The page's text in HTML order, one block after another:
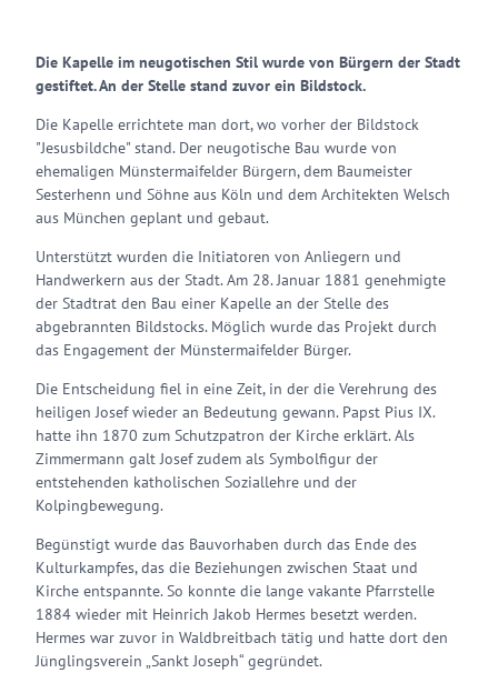
Die Kapelle im neugotischen Stil wurde von Bürgern der Stadt
gestiftet. An der Stelle stand zuvor ein Bildstock.
Die Kapelle errichtete man dort, wo vorher der Bildstock
"Jesusbildche" stand. Der neugotische Bau wurde von
ehemaligen Münstermaifelder Bürgern, dem Baumeister
Sesterhenn und Söhne aus Köln und dem Architekten Welsch
aus München geplant und gebaut.
Unterstützt wurden die Initiatoren von Anliegern und
Handwerkern aus der Stadt. Am 28. Januar 1881 genehmigte
der Stadtrat den Bau einer Kapelle an der Stelle des
abgebrannten Bildstocks. Möglich wurde das Projekt durch
das Engagement der Münstermaifelder Bürger.
Die Entscheidung fiel in eine Zeit, in der die Verehrung des
heiligen Josef wieder an Bedeutung gewann. Papst Pius IX.
hatte ihn 1870 zum Schutzpatron der Kirche erklärt. Als
Zimmermann galt Josef zudem als Symbolfigur der
entstehenden katholischen Soziallehre und der
Kolpingbewegung.
Begünstigt wurde das Bauvorhaben durch das Ende des
Kulturkampfes, das die Beziehungen zwischen Staat und
Kirche entspannte. So konnte die lange vakante Pfarrstelle
1884 wieder mit Heinrich Jakob Hermes besetzt werden.
Hermes war zuvor in Waldbreitbach tätig und hatte dort den
Jünglingsverein „Sankt Joseph“ gegründet.